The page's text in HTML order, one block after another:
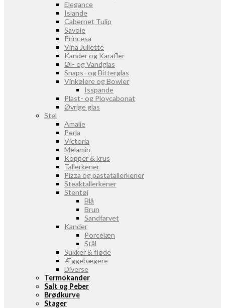
Elegance
Islande
Cabernet Tulip
Savoie
Princesa
Vina Juliette
Kander og Karafler
Øl- og Vandglas
Snaps- og Bitterglas
Vinkølere og Bowler
Isspande
Plast- og Ploycabonat
Øvrige glas
Stel
Amalie
Perla
Victoria
Melamin
Kopper & krus
Tallerkener
Pizza og pastatallerkener
Steaktallerkener
Stentøj
Blå
Brun
Sandfarvet
Kander
Porcelæn
Stål
Sukker & fløde
Æggebægere
Diverse
Termokander
Salt og Peber
Brødkurve
Stager